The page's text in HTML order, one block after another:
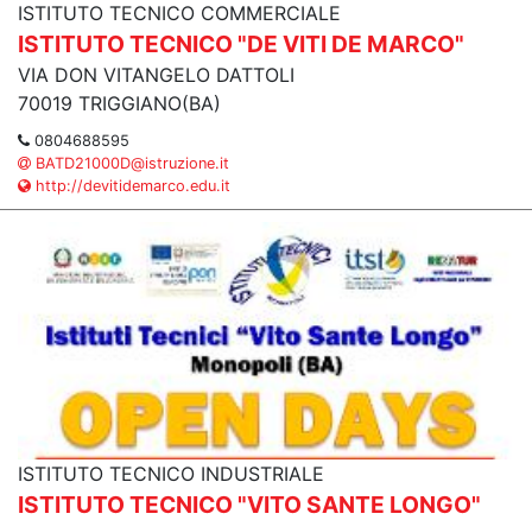
ISTITUTO TECNICO COMMERCIALE
ISTITUTO TECNICO "DE VITI DE MARCO"
VIA DON VITANGELO DATTOLI
70019 TRIGGIANO(BA)
0804688595
BATD21000D@istruzione.it
http://devitidemarco.edu.it
ISTITUTO TECNICO INDUSTRIALE
ISTITUTO TECNICO "VITO SANTE LONGO"